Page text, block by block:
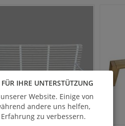
IHRE UNTERSTÜTZUNG
Website. Einige von
andere uns helfen,
zu verbessern.